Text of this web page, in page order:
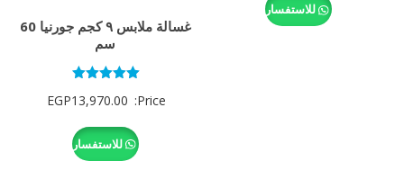
للاستفسار
غسالة ملابس ٩ كجم جورنيا 60
سم
5.00
Price:
EGP13,970.00
للاستفسار